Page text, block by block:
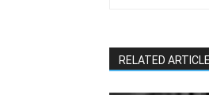
RELATED